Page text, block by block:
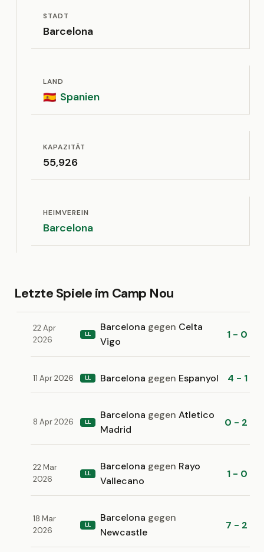
STADT
Barcelona
LAND
🇪🇸 Spanien
KAPAZITÄT
55,926
HEIMVEREIN
Barcelona
Letzte Spiele im Camp Nou
22 Apr
2026
LL
Barcelona gegen Celta
Vigo
1 - 0
11 Apr 2026 LL Barcelona gegen Espanyol 4 - 1
8 Apr 2026 LL
Barcelona gegen Atletico
Madrid
0 - 2
22 Mar
2026
LL
Barcelona gegen Rayo
Vallecano
1 - 0
18 Mar
2026
LL
Barcelona gegen
Newcastle
7 - 2